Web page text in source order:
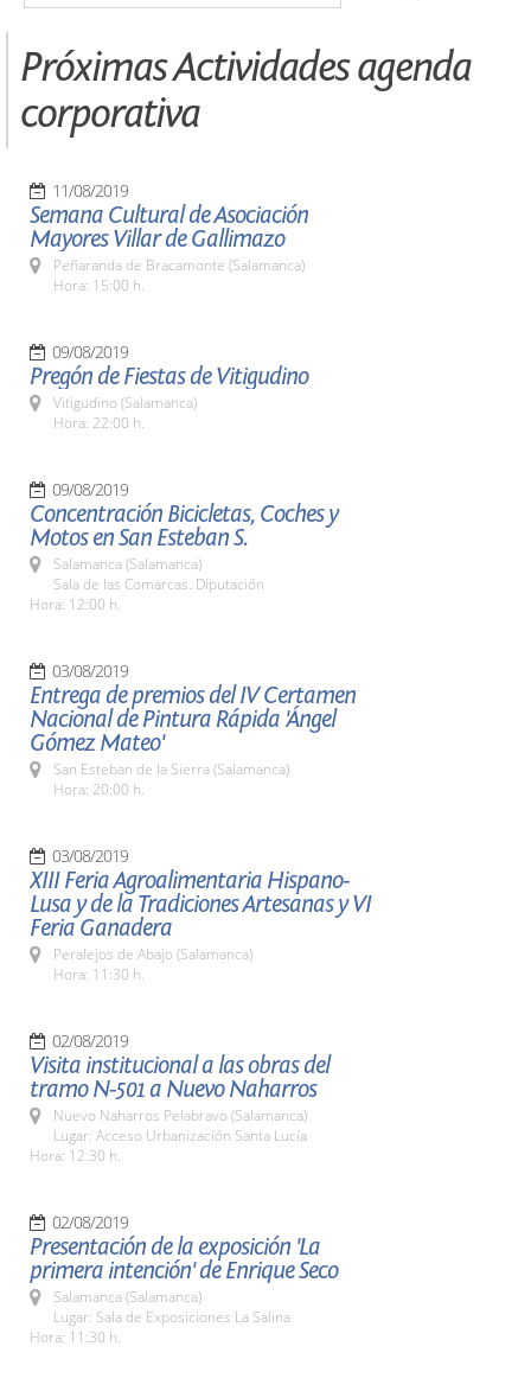
Próximas Actividades agenda
corporativa
11/08/2019
Semana Cultural de Asociación
Mayores Villar de Gallimazo
Peñaranda de Bracamonte (Salamanca)
Hora: 15:00 h.
09/08/2019
Pregón de Fiestas de Vitigudino
Vitigudino (Salamanca)
Hora: 22:00 h.
09/08/2019
Concentración Bicicletas, Coches y
Motos en San Esteban S.
Salamanca (Salamanca)
Sala de las Comarcas. Diputación
Hora: 12:00 h.
03/08/2019
Entrega de premios del IV Certamen
Nacional de Pintura Rápida 'Ángel
Gómez Mateo'
San Esteban de la Sierra (Salamanca)
Hora: 20:00 h.
03/08/2019
XIII Feria Agroalimentaria Hispano-
Lusa y de la Tradiciones Artesanas y VI
Feria Ganadera
Peralejos de Abajo (Salamanca)
Hora: 11:30 h.
02/08/2019
Visita institucional a las obras del
tramo N-501 a Nuevo Naharros
Nuevo Naharros Pelabravo (Salamanca)
Lugar: Acceso Urbanización Santa Lucía
Hora: 12:30 h.
02/08/2019
Presentación de la exposición 'La
primera intención' de Enrique Seco
Salamanca (Salamanca)
Lugar: Sala de Exposiciones La Salina
Hora: 11:30 h.